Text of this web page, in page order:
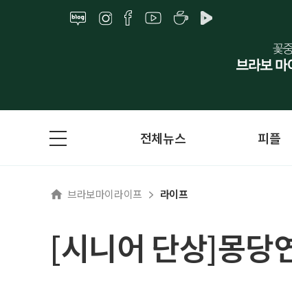
전체뉴스 피플
브라보마이라이프 라이프
[시니어 단상]몽당